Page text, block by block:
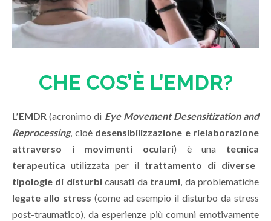
CHE COS’È L’EMDR?
L’EMDR (acronimo di Eye Movement Desensitization and
Reprocessing, cioè desensibilizzazione e rielaborazione
attraverso i movimenti oculari) è una tecnica
terapeutica utilizzata per il trattamento di diverse
tipologie di disturbicausati da traumi, da problematiche
legate allo stress (come ad esempio il disturbo da stress
post-traumatico), da esperienze più comuni emotivamente